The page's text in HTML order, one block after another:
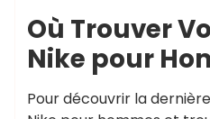
Où Trouver
Nike pour
Pour découvrir la